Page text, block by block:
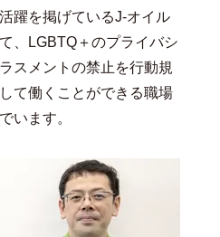
躍を掲げているJ-オイル
、LGBTQ＋のプライバシ
スメントの禁止を行動規
て働くことができる職場
います。